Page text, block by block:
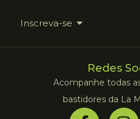
Inscreva-se
Redes
Acompanhe todas
bastidores da La